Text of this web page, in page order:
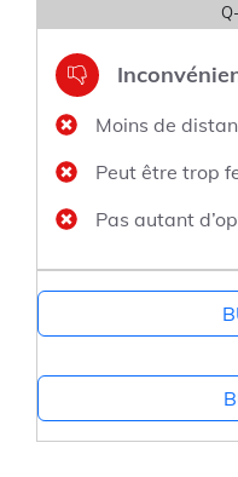
Moins de
Peut être trop
Pas autant